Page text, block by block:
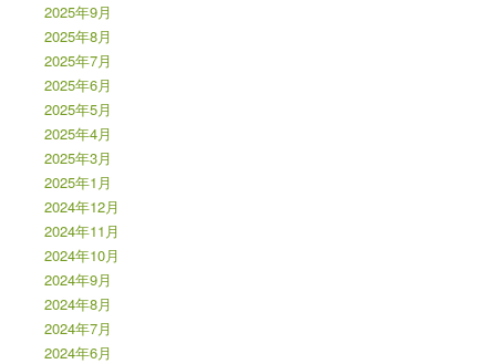
2025年9月
2025年8月
2025年7月
2025年6月
2025年5月
2025年4月
2025年3月
2025年1月
2024年12月
2024年11月
2024年10月
2024年9月
2024年8月
2024年7月
2024年6月